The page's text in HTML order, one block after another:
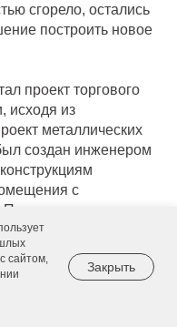
сгорело, остались
построить новое
проект торгового
исходя из
металлических
создан инженером
с
строительстве
1908 г.
можно было
или отдохнуть в
сайтом,
Закрыть